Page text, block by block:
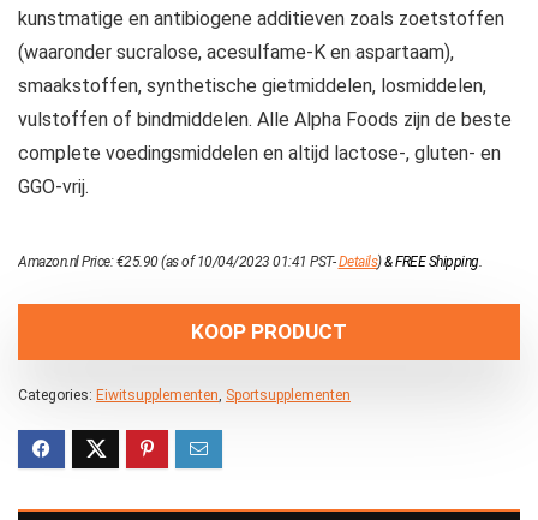
kunstmatige en antibiogene additieven zoals zoetstoffen
(waaronder sucralose, acesulfame-K en aspartaam),
smaakstoffen, synthetische gietmiddelen, losmiddelen,
vulstoffen of bindmiddelen. Alle Alpha Foods zijn de beste
complete voedingsmiddelen en altijd lactose-, gluten- en
GGO-vrij.
Amazon.nl Price:€25.90(as of 10/04/2023 01:41 PST-Details)&FREE Shipping.
KOOP PRODUCT
Categories: Eiwitsupplementen Sportsupplementen